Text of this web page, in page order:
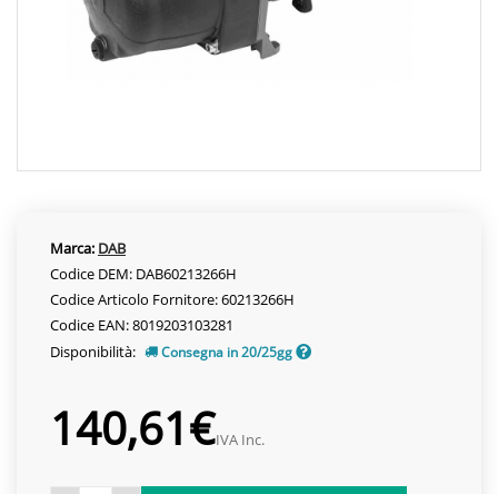
Marca: DAB
Codice DEM: DAB60213266H
Codice Articolo Fornitore: 60213266H
Codice EAN: 8019203103281
Disponibilità:
Consegna in 20/25gg
140,61€IVA Inc.